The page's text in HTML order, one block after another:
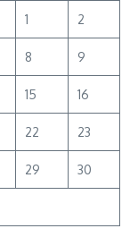
1 2
8 9
15 16
22 23
29 30